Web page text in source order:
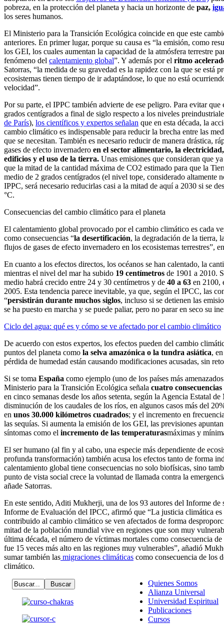
pobreza, en la protección del planeta y hacia un horizonte de paz,
los seres humanos.
El Ministerio para la Transición Ecológica coincide en que este
anteriores. En primer lugar, porque su causa es “la emisión, como
los GEI, los cuales aumentan la capacidad de la atmósfera terrestre
fenómeno del calentamiento global”. Y además por el ritmo
Satorras, “la medida de su gravedad es la rapidez con la que se está
ecosistemas tienen tiempo de ir adaptándose, lo que no está
velocidad”.
Por su parte, el IPPC también advierte de ese peligro. Para evitar
grados centígrados a final de siglo respecto a los niveles
de París), los científicos y expertos señalan que en esta década, la
cambio climático es indispensable para reducir la brecha entre las
que se necesitan. También es necesario reducir de manera drástica,
gases de efecto invernadero en el sector alimentario, la
edificios y el uso de la tierra. Unas emisiones que consideran que
que la mitad de la cantidad máxima de CO2 estimado para que la
medio de 2 grados centígrados (el nivel tope, considerado altamente
IPPC, será necesario reducirlas casi a la mitad de aquí a 2030 si se
°C.
Consecuencias del cambio climático para el planeta
El calentamiento global provocado por el cambio climático es cada
como consecuencias “la desertificación, la degradación de la tierra,
flujos de gases de efecto invernadero en los ecosistemas terrestres”,
En cuanto a los efectos directos, los océanos se han calentado, la
mientras el nivel del mar ha subido 19 centímetros de 1901 a 2010.
medio habrá crecido entre 24 y 30 centímetros y de 40 a 63 en 2100,
2005. Esta tendencia parece inevitable, ya que, según el IPCC, las
“persistirán durante muchos siglos, incluso si se detienen las
se ha puesto en marcha y se puede paliar, pero no parar en seco su
Ciclo del agua: qué es y cómo se ve afectado por el cambio climático
De acuerdo con estos expertos, los efectos pueden del cambio
puntos del planeta como la selva amazónica o la tundra asiática,
pérdida de humedad están causando modificaciones acusadas, sin
Si se toma España como ejemplo (uno de los países más
Ministerio para la Transición Ecológica señala cuatro
en cinco semanas desde los años setenta, según la Agencia Estatal
disminución de los caudales de los ríos, en algunos casos más del
en unos 30.000 kilómetros cuadrados; y el incremento en
las sequías. Si aumenta la emisión de los GEI, las previsiones
síntomas como el incremento de las temperaturasmáximas y
El ser humano (al fin y al cabo, una especie más dependiente de
profunda transformación) también acusa los efectos tanto de forma
calentamiento global tiene consecuencias no solo biofísicas, sino
punto de vista social crece la voluntad de llamada contra la
añade Satorras.
En este sentido, Aditi Mukherji, una de los 93 autores del Informe
Informe de Evaluación del IPCC, afirmó que “La justicia climática es
contribuido al cambio climático se ven afectados de forma
mitad de la población mundial vive en regiones que son muy
última década, el número de víctimas mortales como consecuencia
fue 15 veces más alto en las regiones muy vulnerables”, añadió
sumar también las migraciones climáticas como consecuencia de los
climático.
Quienes Somos
Alianza Universal
Universidad Espiritual
Publicaciones
Cursos